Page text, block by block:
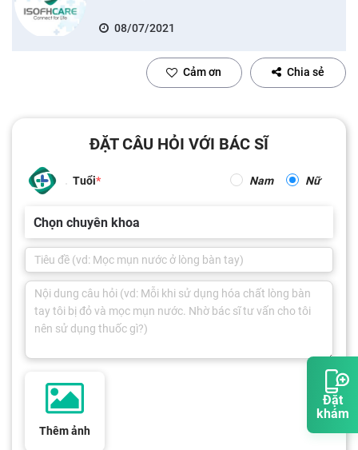
Đặt
khám
08/07/2021
Cảm ơn Chia sẻ
ĐẶT CÂU HỎI VỚI BÁC SĨ
Tuổi Nam Nữ
Chọn chuyên khoa
Thêm ảnh